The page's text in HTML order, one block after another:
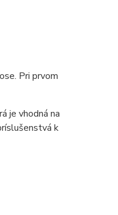
Pri prvom
je vhodná na
k